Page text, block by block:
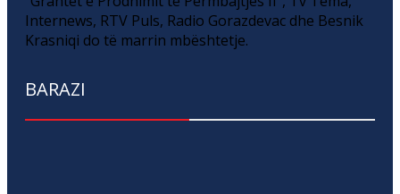
Internews, RTV Puls, Radio Gorazdevac dhe Besnik
Krasniqi do të marrin mbështetje.
BARAZI